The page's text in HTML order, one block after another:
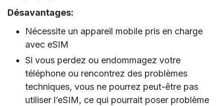
Désavantages:
Nécessite un appareil mobile pris en charge
avec eSIM
Si vous perdez ou endommagez votre
téléphone ou rencontrez des problèmes
techniques, vous ne pourrez peut-être pas
utiliser l’eSIM, ce qui pourrait poser problème